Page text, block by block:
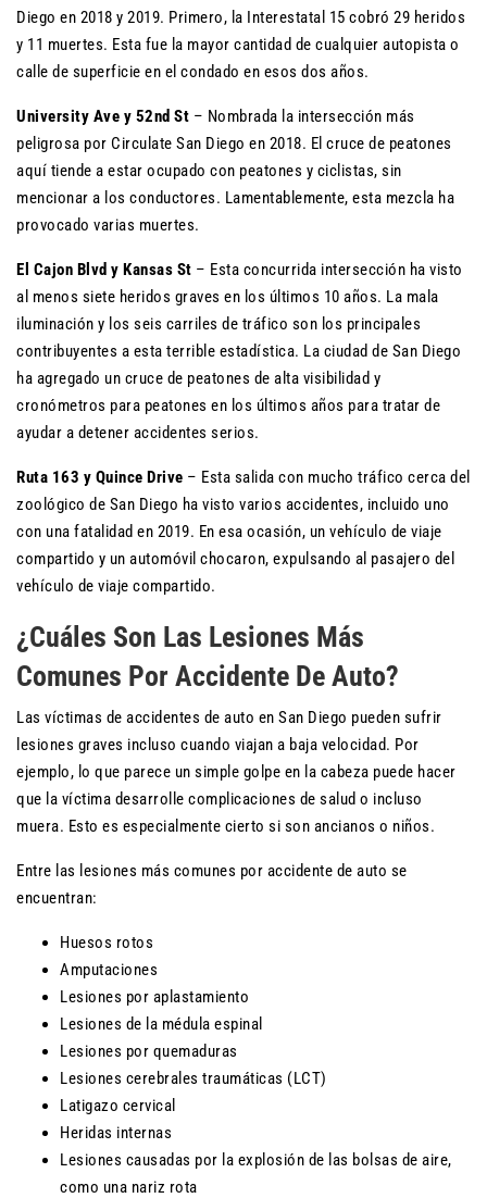
Diego en 2018 y 2019. Primero, la Interestatal 15 cobró 29 heridos
y 11 muertes. Esta fue la mayor cantidad de cualquier autopista o
calle de superficie en el condado en esos dos años.
University Ave y 52nd St – Nombrada la intersección más
peligrosa por Circulate San Diego en 2018. El cruce de peatones
aquí tiende a estar ocupado con peatones y ciclistas, sin
mencionar a los conductores. Lamentablemente, esta mezcla ha
provocado varias muertes.
El Cajon Blvd y Kansas St – Esta concurrida intersección ha visto
al menos siete heridos graves en los últimos 10 años. La mala
iluminación y los seis carriles de tráfico son los principales
contribuyentes a esta terrible estadística. La ciudad de San Diego
ha agregado un cruce de peatones de alta visibilidad y
cronómetros para peatones en los últimos años para tratar de
ayudar a detener accidentes serios.
Ruta 163 y Quince Drive – Esta salida con mucho tráfico cerca del
zoológico de San Diego ha visto varios accidentes, incluido uno
con una fatalidad en 2019. En esa ocasión, un vehículo de viaje
compartido y un automóvil chocaron, expulsando al pasajero del
vehículo de viaje compartido.
¿Cuáles Son Las Lesiones Más
Comunes Por Accidente De Auto?
Las víctimas de accidentes de auto en San Diego pueden sufrir
lesiones graves incluso cuando viajan a baja velocidad. Por
ejemplo, lo que parece un simple golpe en la cabeza puede hacer
que la víctima desarrolle complicaciones de salud o incluso
muera. Esto es especialmente cierto si son ancianos o niños.
Entre las lesiones más comunes por accidente de auto se
encuentran:
Huesos rotos
Amputaciones
Lesiones por aplastamiento
Lesiones de la médula espinal
Lesiones por quemaduras
Lesiones cerebrales traumáticas (LCT)
Latigazo cervical
Heridas internas
Lesiones causadas por la explosión de las bolsas de aire,
como una nariz rota